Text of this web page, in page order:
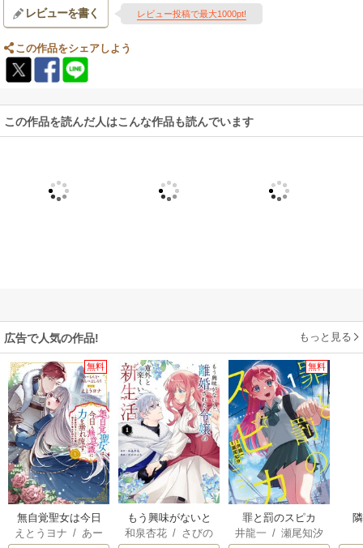
レビューを書く レビュー投稿で最大1000pt!
この作品をシェアしよう
この作品を読んだ人はこんな作品も読んでいます
広告で人気の作品! もっと見る
無料
無自覚聖女は今日
も無意識に力を垂
えとうヨナ / あー
もう興味がないと
離婚された令嬢の
和泉杏花 / さびの
無料
罪と罰のスピカ
井龍一 /瀬尾知汐